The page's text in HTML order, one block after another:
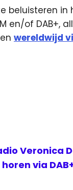
beluisteren in
en/of DAB+,
wereldwijd
Veronica
via